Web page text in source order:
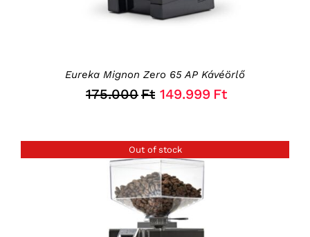
Eureka Mignon Zero 65 AP Kávéörlő
175.000Ft Original
175.000Ft.
149.999 FtCurrent
Out of stock